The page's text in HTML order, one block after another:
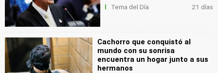
Tema del Día 21 días
Cachorro que conquistó al
mundo con su sonrisa
encuentra un hogar junto a sus
hermanos